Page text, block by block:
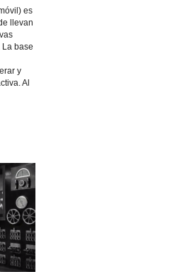
es
llevan
base
y
Al